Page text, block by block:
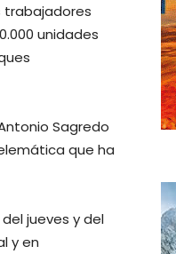
trabajadores
unidades
Sagredo
que ha
jueves y del
y en